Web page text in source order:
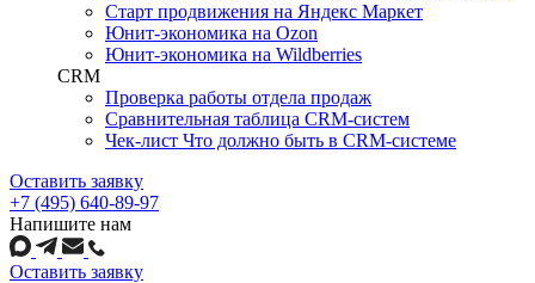
Старт продвижения на Яндекс Маркет
Юнит-экономика на Ozon
Юнит-экономика на Wildberries
CRM
Проверка работы отдела продаж
Сравнительная таблица CRM-систем
Чек-лист Что должно быть в CRM-системе
Оставить заявку
+7 (495) 640-89-97
Напишите нам
Оставить заявку